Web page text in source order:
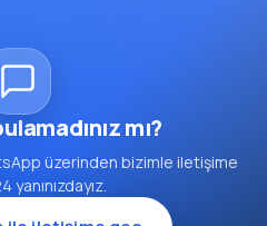
mı?
üzerinden bizimle iletişime
yanınızdayız.